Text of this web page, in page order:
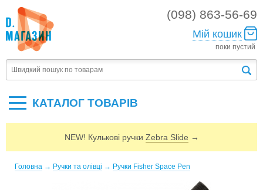
(098) 863-56-69
Мій кошик
поки пустий
КАТАЛОГ ТОВАРIВ
NEW! Кулькові ручки Zebra Slide →
Головна → Ручки та олівці → Ручки Fisher Space Pen